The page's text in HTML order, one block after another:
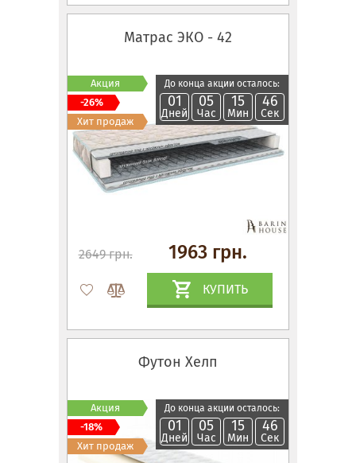
Матрас ЭКО - 42
До конца акции осталось:
01
Дней
05
Час
15
Мин
45
Сек
2649 грн. 1963 грн.
КУПИТЬ
Акция
-26%
Хит продаж
Футон Хелп
До конца акции осталось:
01
Дней
05
Час
15
Мин
45
Сек
Акция
-18%
Хит продаж